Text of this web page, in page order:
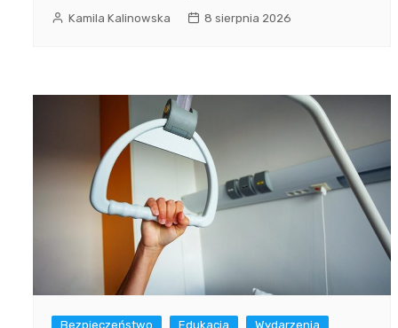
Kamila Kalinowska 8 sierpnia 2026
Bezpieczeństwo Edukacja Wydarzenia